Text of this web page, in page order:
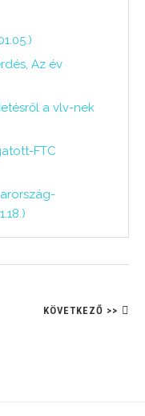
Az év
a vlv-nek
FTC
KÖVETKEZŐ >>